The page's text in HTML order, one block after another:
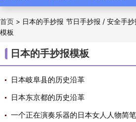
节日手抄报 /安全手抄
首页 > 日本的手抄报
模板
日本的手抄报模板
日本岐阜县的历史沿革
日本东京都的历史沿革
一个正在演奏乐器的日本女人人物简